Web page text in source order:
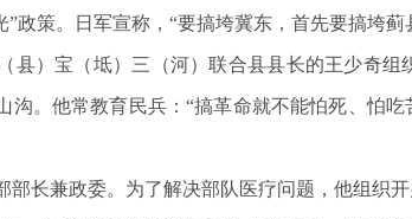
政策。日军宣称，“要搞垮冀东，首先要搞垮蓟
县）宝（坻）三（河）联合县县长的王少奇
沟。他常教育民兵：“搞革命就不能怕死、怕
部长兼政委。为了解决部队医疗问题，他组织